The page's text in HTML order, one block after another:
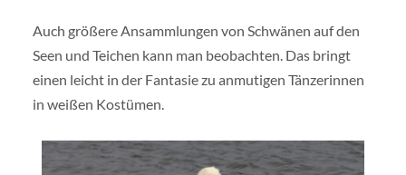
Auch größere Ansammlungen von Schwänen auf den
Seen und Teichen kann man beobachten. Das bringt
einen leicht in der Fantasie zu anmutigen Tänzerinnen
in weißen Kostümen.